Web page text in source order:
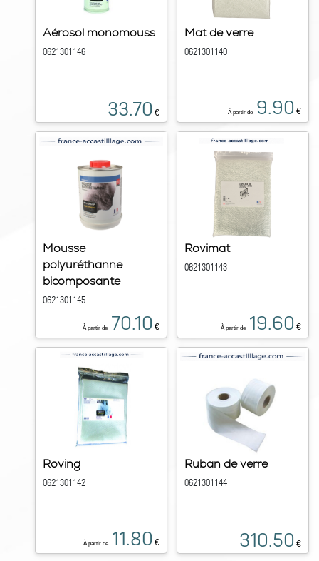
Aérosol monomouss
0621301146
33.70 €
Mat de verre
0621301140
À partir de 9.90 €
Mousse
polyuréthanne
bicomposante
0621301145
À partir de 70.10 €
Rovimat
0621301143
À partir de 19.60 €
Roving
0621301142
À partir de 11.80 €
Ruban de verre
0621301144
310.50 €